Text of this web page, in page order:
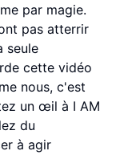
par magie.
pas atterrir
seule
cette vidéo
nous, c'est
un œil à I AM
du
à agir